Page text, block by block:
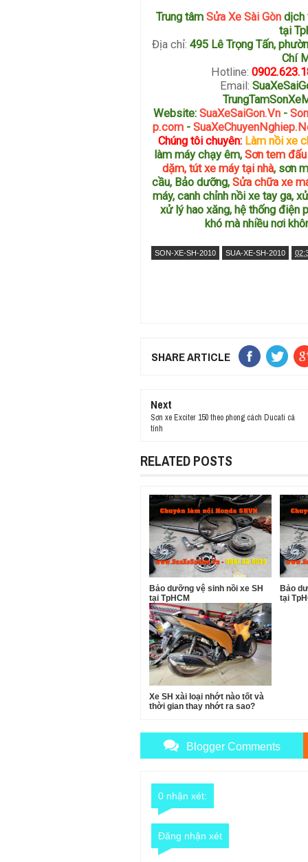
Trung tâmSửa Xe Sài Gòn
tại
Địa chỉ: 495 Lê Trọng Tấn,
Chí
Hotline:
Email:
Website: SuaXeSaiGon.Vn-
p.com-
Chúng tôi chuyên: Làm nồi xe
làm máy chạy êm, Sơn tem đấu
dặm, tút xe máy tại nhà, sơn
cầu, Bảo dưỡng, Sửa chữa xe
máy, canh chỉnh nồi xe tay ga,
xử lý hao xăng, hệ thống điện
khó mà nhiều nơi
SON-XE-SH-2010 SUA-XE-SH-2010
SHARE ARTICLE
Next
Sơn xe Exciter 150 theo phong cách Ducati cá
tính
RELATED POSTS
Bảo dưỡng vệ sinh nồi xe SH
tại TpHCM
Bảo
tại
Xe SH xài loại nhớt nào tốt và
thời gian thay nhớt ra sao?
Blogger Comments
0 nhận xét:
Đăng nhận xét